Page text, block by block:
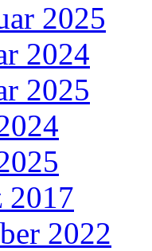
2025
2024
2025
2017
2022